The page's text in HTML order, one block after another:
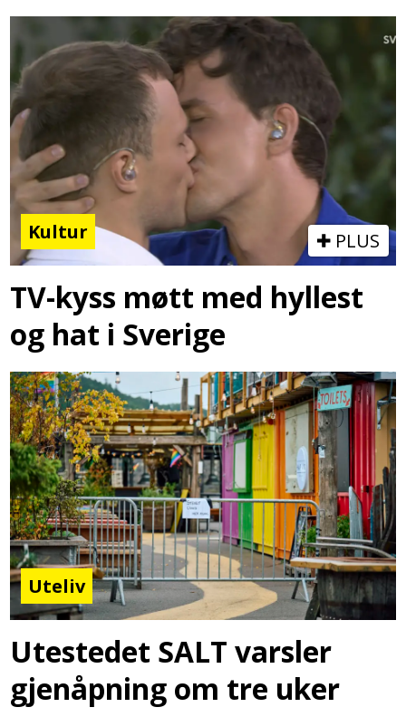
Kultur PLUS
TV-kyss møtt med hyllest
og hat i Sverige
Uteliv
Utestedet SALT varsler
gjenåpning om tre uker